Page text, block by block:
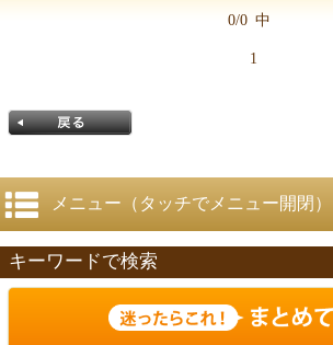
0/0 中
1
戻る
メニュー（タッチでメニュー開閉）
キーワードで検索